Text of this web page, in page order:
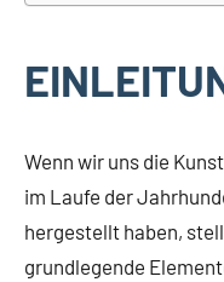
Wenn wir uns die
im Laufe der
hergestellt haben,
grundlegende